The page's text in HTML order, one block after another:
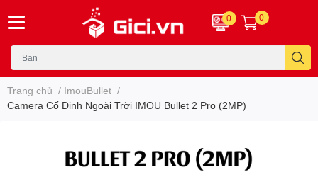
0 0
Trang chủ / ImouBullet /
Camera Cố Định Ngoài Trời IMOU Bullet 2 Pro (2MP)